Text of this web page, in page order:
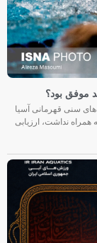
موفق بود؟
سنی قهرمانی آسیا
همراه نداشت، ارزیابی